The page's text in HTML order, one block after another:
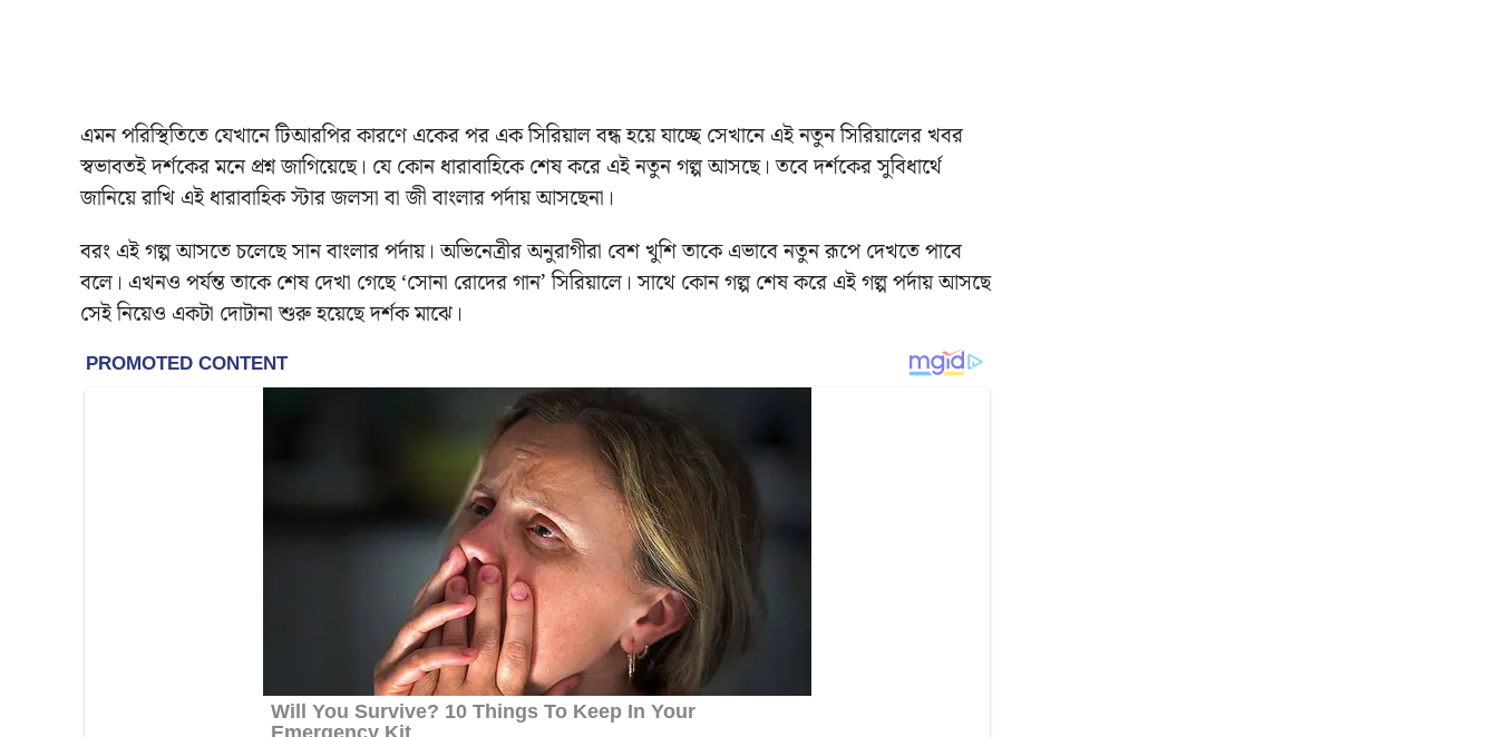
এমন পরিস্থিতিতে যেখানে টিআরপির কারণে একের পর এক সিরিয়াল বন্ধ হয়ে যাচ্ছে সেখানে এই নতুন সিরিয়ালের খবর
স্বভাবতই দর্শকের মনে প্রশ্ন জাগিয়েছে। যে কোন ধারাবাহিকে শেষ করে এই নতুন গল্প আসছে। তবে দর্শকের সুবিধার্থে
জানিয়ে রাখি এই ধারাবাহিক স্টার জলসা বা জী বাংলার পর্দায় আসছেনা।
বরং এই গল্প আসতে চলেছে সান বাংলার পর্দায়। অভিনেত্রীর অনুরাগীরা বেশ খুশি তাকে এভাবে নতুন রূপে দেখতে পাবে
বলে। এখনও পর্যন্ত তাকে শেষ দেখা গেছে ‘সোনা রোদের গান’ সিরিয়ালে। সাথে কোন গল্প শেষ করে এই গল্প পর্দায় আসছে
সেই নিয়েও একটা দোটানা শুরু হয়েছে দর্শক মাঝে।